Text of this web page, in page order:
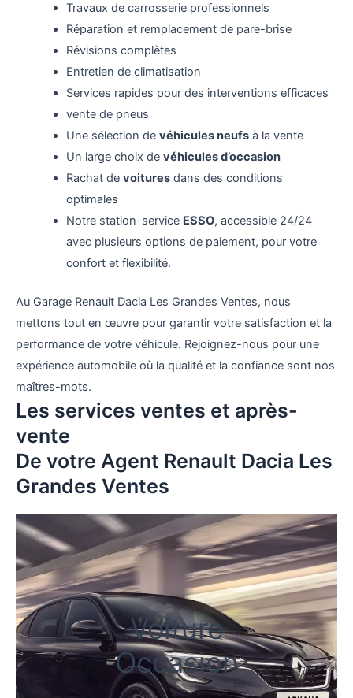
Travaux de carrosserie professionnels
Réparation et remplacement de pare-brise
Révisions complètes
Entretien de climatisation
Services rapides pour des interventions efficaces
vente de pneus
Une sélection de véhicules neufsà la vente
Un large choix de véhicules d’occasion
Rachat de voituresdans des conditions
optimales
Notre station-service ESSO, accessible 24/24
avec plusieurs options de paiement, pour votre
confort et flexibilité.
Au Garage Renault Dacia Les Grandes Ventes, nous
mettons tout en œuvre pour garantir votre satisfaction et la
performance de votre véhicule. Rejoignez-nous pour une
expérience automobile où la qualité et la confiance sont nos
maîtres-mots.
Les services ventes et après-
vente
De votre Agent Renault Dacia Les
Grandes Ventes
Voiture
Occasion